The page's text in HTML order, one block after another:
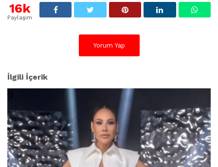
t
16k
Paylaşım
Yorum Yap
İlgili İçerik